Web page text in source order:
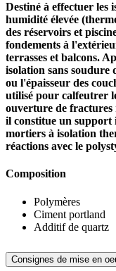
Destiné à effectuer les
humidité élevée
des réservoirs et
fondements à
terrasses et balcons.
isolation sans soudure
ou l'épaisseur des
utilisé pour calfeutrer
ouverture de fractures
il constitue un support
mortiers à isolation
réactions avec le
Composition
Polymères
Ciment portland
Additif de quartz
Consignes de mise en